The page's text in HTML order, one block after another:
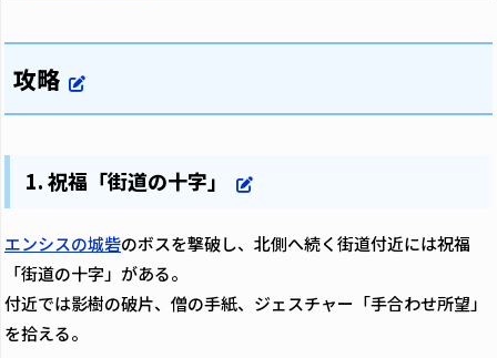
攻略
1. 祝福「街道の十字」
エンシスの城砦のボスを撃破し、北側へ続く街道付近には祝福
「街道の十字」がある。
付近では影樹の破片、僧の手紙、ジェスチャー「手合わせ所望」
を拾える。